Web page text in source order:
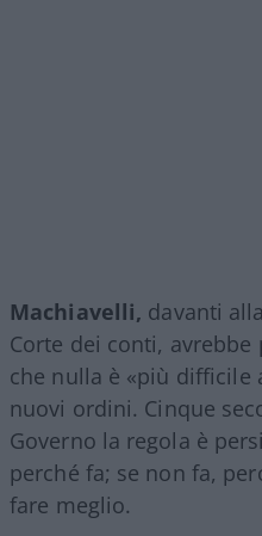
Machiavelli, davanti
Corte dei conti,
che nulla è «più difficile
nuovi ordini. Cinque
Governo la regola è
perché fa; se non fa,
fare meglio.